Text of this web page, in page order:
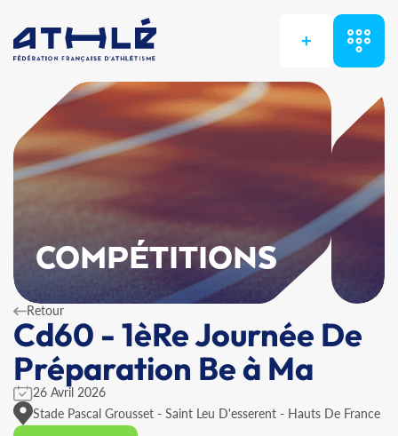
+
COMPÉTITIONS
Retour
Cd60 - 1èRe Journée De
Préparation Be à Ma
26 Avril 2026
Stade Pascal Grousset - Saint Leu D'esserent - Hauts De France